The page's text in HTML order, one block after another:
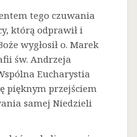
tego czuwania
którą odprawił i
wygłosił o. Marek
św. Andrzeja
Eucharystia
pięknym przejściem
samej Niedzieli